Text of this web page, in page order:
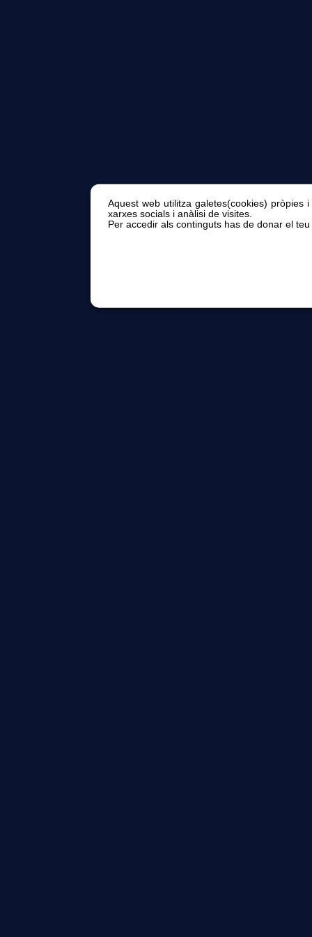
Aquest web utilitza galetes(cookies) pròpies
xarxes socials i anàlisi de visites.
Per accedir als continguts has de donar el